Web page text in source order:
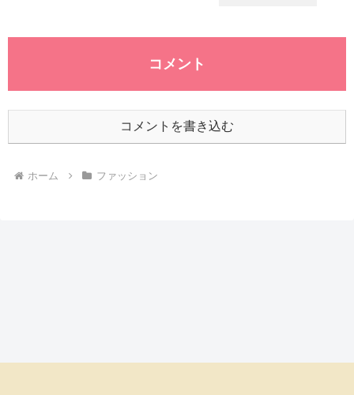
コメント
コメントを書き込む
ホーム ファッション